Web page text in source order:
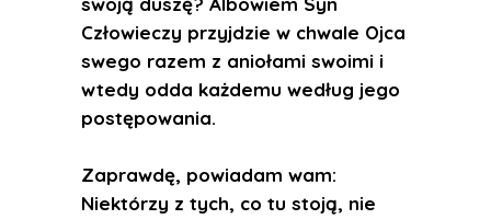
Człowieczy przyjdzie w chwale Ojca
swego razem z aniołami swoimi i
wtedy odda każdemu według jego
postępowania.
Zaprawdę, powiadam wam:
Niektórzy z tych, co tu stoją, nie